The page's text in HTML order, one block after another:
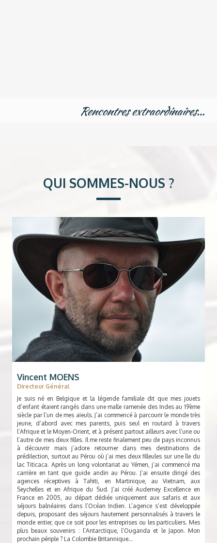
Rencontres extraordinaires…
QUI SOMMES-NOUS ?
Vincent MOENS
Directeur Général
Je suis né en Belgique et la légende familiale dit que mes jouets
d’enfant étaient rangés dans une malle ramenée des Indes au 19ème
siècle par l’un de mes aïeuls. J’ai commencé à parcourir le monde très
jeune, d’abord avec mes parents, puis seul en routard à travers
l’Afrique et le Moyen-Orient, et à présent partout ailleurs avec l’une ou
l’autre de mes deux filles. Il me reste finalement peu de pays inconnus
à découvrir mais j’adore retourner dans mes destinations de
prédilection, surtout au Pérou où j’ai mes deux filleules sur une île du
lac Titicaca. Après un long volontariat au Yémen, j’ai commencé ma
carrière en tant que guide andin au Pérou. J’ai ensuite dirigé des
agences réceptives à Tahiti, en Martinique, au Vietnam, aux
Seychelles et en Afrique du Sud. J’ai créé Auderney Excellence en
France en 2005, au départ dédiée uniquement aux safaris et aux
séjours balnéaires dans l’Océan Indien. L’agence s’est développée
depuis, proposant des séjours hautement personnalisés à travers le
monde entier, que ce soit pour les entreprises ou les particuliers. Mes
plus beaux souvenirs : l’Antarctique, l’Ouganda et le Japon. Mon
prochain périple ? La Colombie Britannique…